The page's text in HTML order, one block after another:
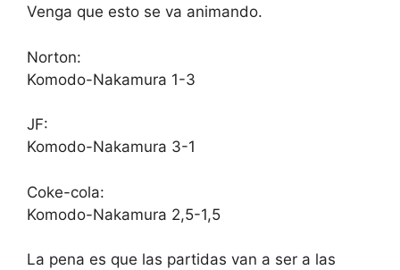
Venga que esto se va animando.
Norton:
Komodo-Nakamura 1-3
JF:
Komodo-Nakamura 3-1
Coke-cola:
Komodo-Nakamura 2,5-1,5
La pena es que las partidas van a ser a las